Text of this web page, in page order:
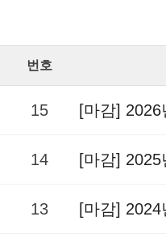
번호
15 [마감]
14 [마감]
13 [마감]